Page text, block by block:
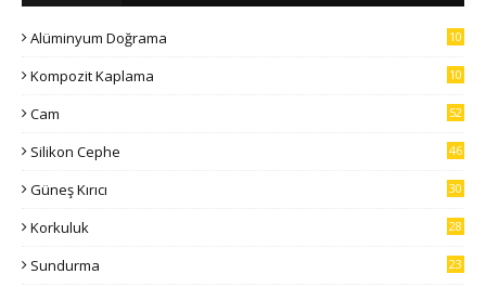
Alüminyum Doğrama
10
Kompozit Kaplama
10
Cam 52
Silikon Cephe 46
Güneş Kırıcı 30
Korkuluk 28
Sundurma 23